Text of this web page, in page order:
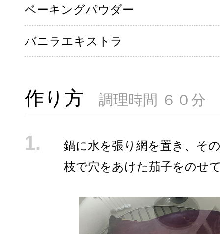
ベーキングパウダー
バニラエキストラ
作り方 調理時間 ６０分
鍋に水を張り網を置き、そ
枝で穴をあけた茄子をのせ